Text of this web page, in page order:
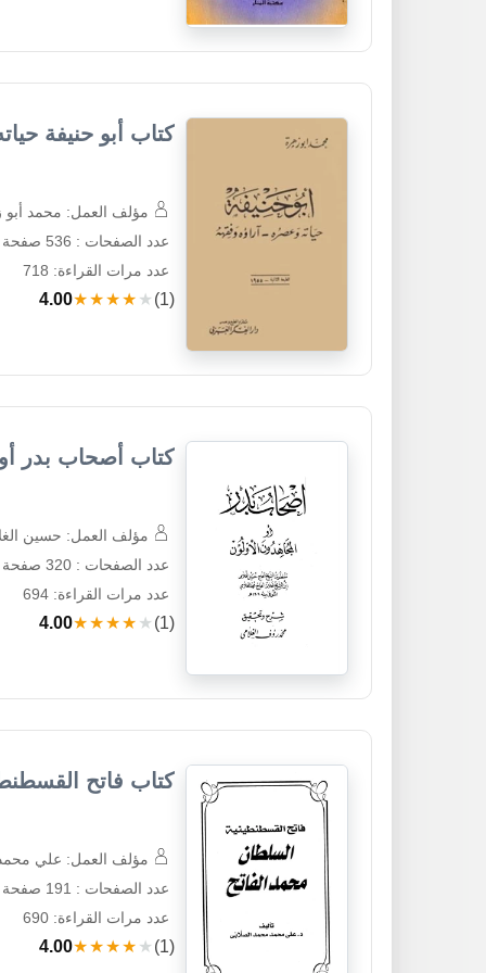
كتاب أبو حنيفة
مؤلف العمل: محمد أبو
عدد الصفحات : 536 صفحة
عدد مرات القراءة: 718
4.00★★★★★ (1)
كتاب أصحاب بدر
مؤلف العمل: حسين
عدد الصفحات : 320 صفحة
عدد مرات القراءة: 694
4.00★★★★★ (1)
كتاب فاتح
مؤلف العمل: علي
عدد الصفحات : 191 صفحة
عدد مرات القراءة: 690
4.00★★★★★ (1)